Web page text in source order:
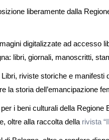
liberamente dalla
digitalizzate ad accesso
libri, giornali, manoscritti,
riviste storiche e manifesti
la storia dell’emancipazione
per i beni culturali della
oltre alla raccolta della rivista